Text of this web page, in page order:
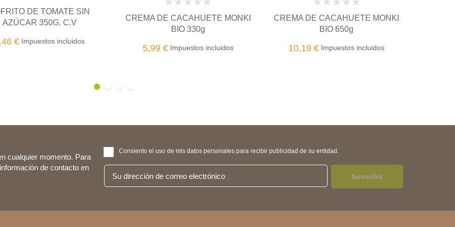
DE CACAHUETE MONKI
€ Impuestos incluidos
CREMA DE CACAHUETE MONKI
BIO 650g
10,19 €Impuestos incluidos
Impuestos incluidos
cualquier momento. Para
de contacto en
Consiento el uso de mis datos personales para recibir publicidad de su entidad.
Suscribir